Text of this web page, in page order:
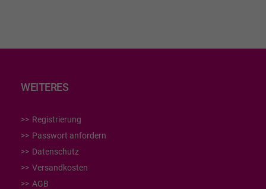
WEITERES
Registrierung
Passwort anfordern
Datenschutz
Versandkosten
AGB